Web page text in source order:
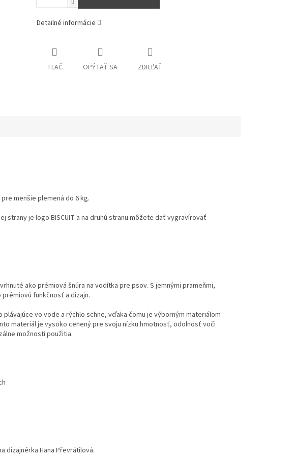
Detailné informácie
TLAČ OPÝTAŤ SA ZDIEĽAŤ
menšie plemená do 6 kg.
strany je logo BISCUIT a na druhú stranu môžete dať vygravírovať
ako prémiová šnúra na vodítka pre psov. S jemnými prameňmi,
funkčnosť a dizajn.
vo vode a rýchlo schne, vďaka čomu je výborným materiálom
materiál je vysoko cenený pre svoju nízku hmotnosť, odolnosť voči
možnosti použitia.
dizajnérka Hana Převrátilová.